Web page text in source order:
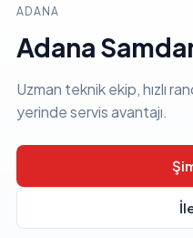
ADANA
Adana
Uzman teknik ekip, hızlı
yerinde servis avantajı.